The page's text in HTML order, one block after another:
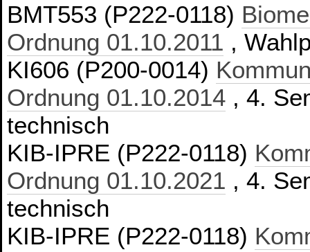
BMT553 (P222-0118)
Ordnung 01.10.2011 ,
KI606 (P200-0014)
Ordnung 01.10.2014 , 4.
technisch
KIB-IPRE (P222-0118)
Ordnung 01.10.2021 , 4.
technisch
KIB-IPRE (P222-0118)